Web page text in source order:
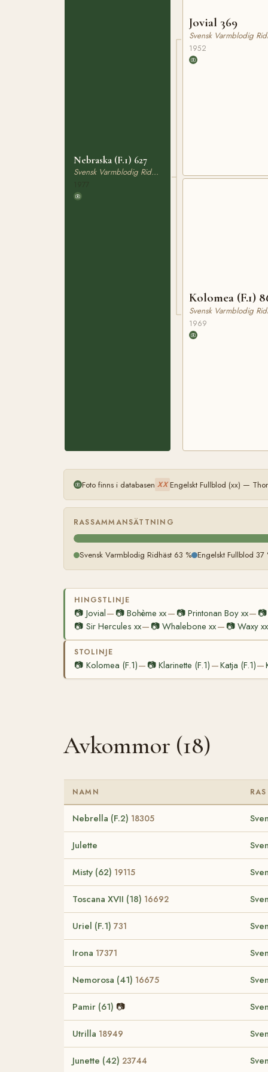
Nebraska (F.1) 627
Svensk Varmblodig Ridhäst
Jovial 369
Svensk Varmblodig
1952
Kolomea (F.1)
Svensk Varmblodig
1969
Foto finns i databasen XX Engelskt Fullblod (xx) —
RASSAMMANSÄTTNING
Svensk Varmblodig Ridhäst 63 % Engelskt Fullblod 37
HINGSTLINJE
📷 Jovial— 📷Bohème xx— 📷 Printonan Boy xx— 📷
📷 Sir Hercules xx— 📷Whalebone xx— 📷 Waxy xx
STOLINJE
📷 Kolomea (F.1)— 📷Klarinette (F.1) —Katja (F.1)—
Avkommor (18)
NAMN RAS
Nebrella (F.2) 18305
Julette
Misty (62) 19115
Toscana XVII (18) 16692
Uriel (F.1) 731
Irona 17371
Nemorosa (41) 16675
Pamir (61) 📷
Utrilla 18949
Junette (42) 23744